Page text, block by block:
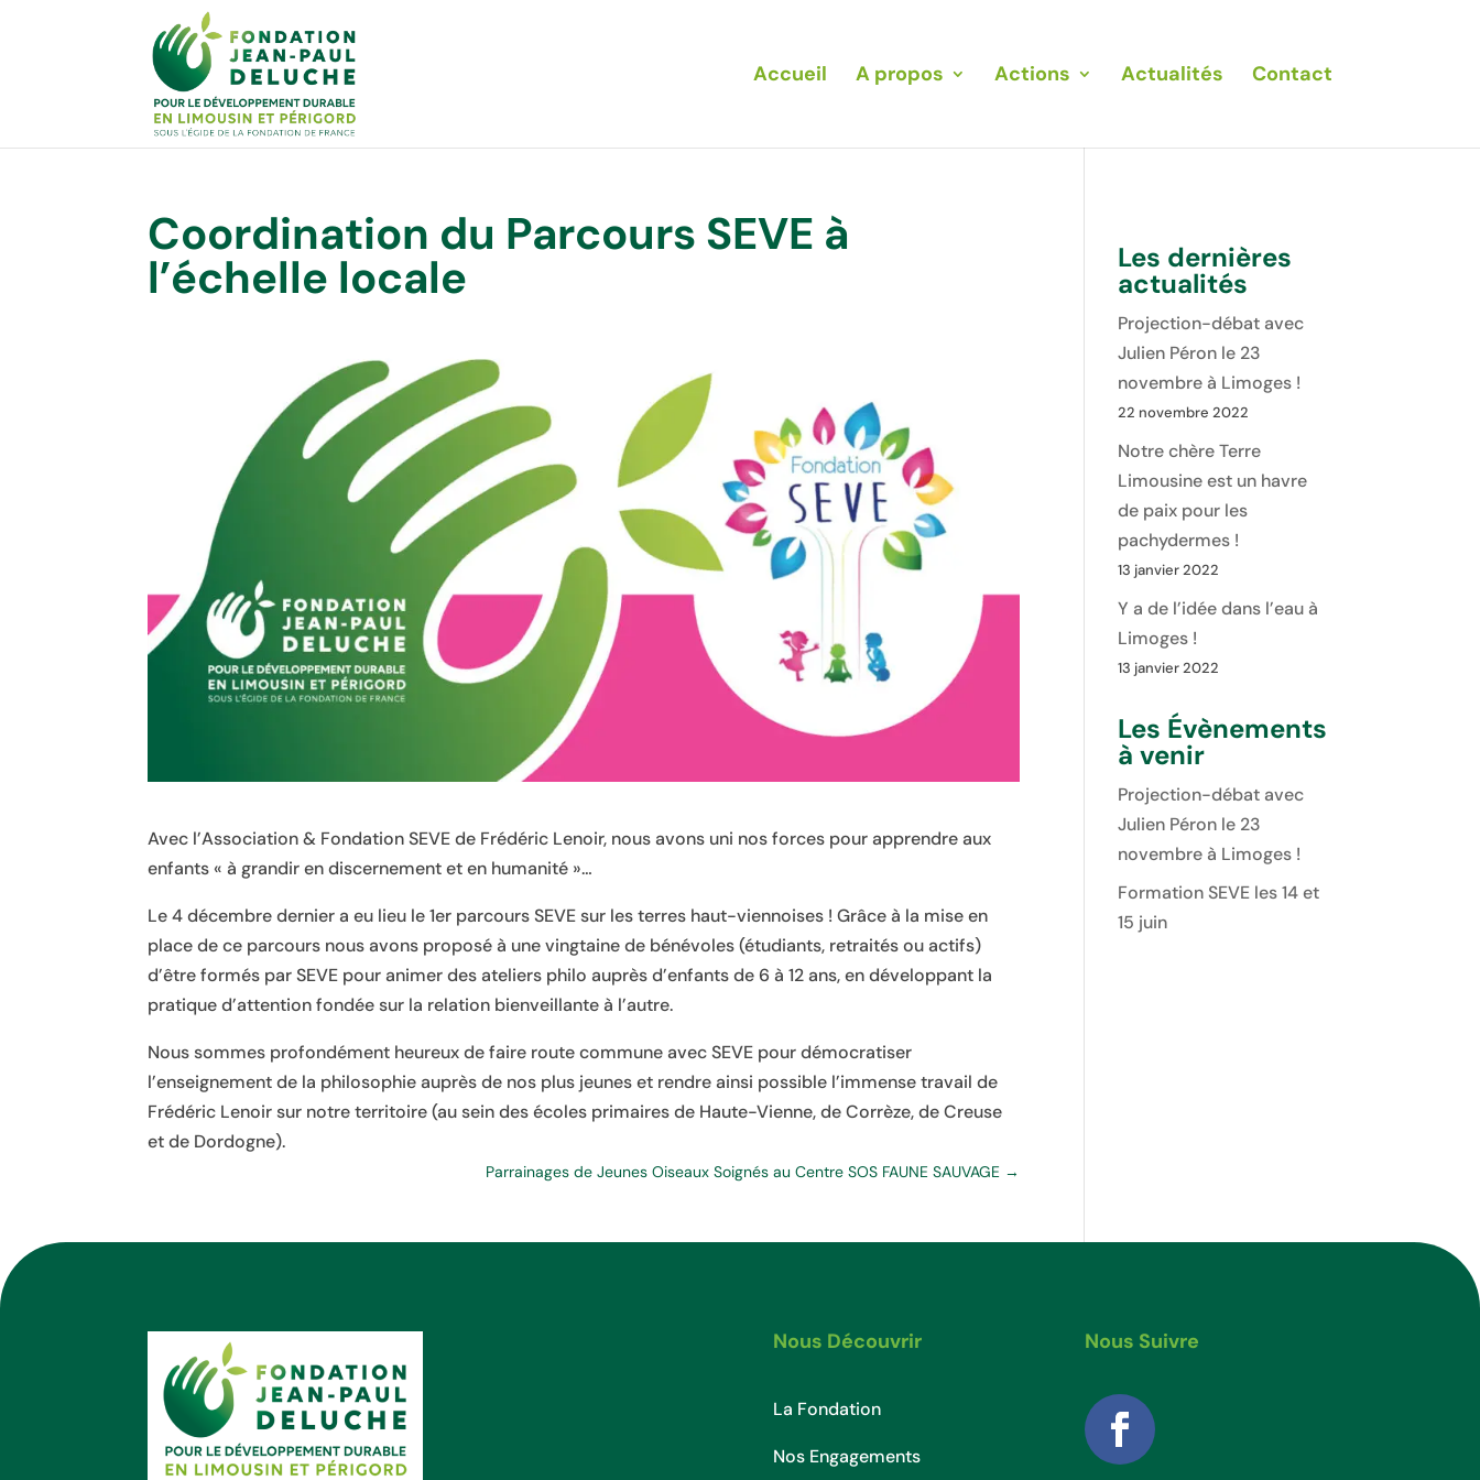
Accueil A propos Actions Actualités Contact
Coordination du Parcours SEVE à
l’échelle locale
Avec l’Association & Fondation SEVE de Frédéric Lenoir, nous avons uni nos forces pour apprendre aux
enfants « à grandir en discernement et en humanité »…
Le 4 décembre dernier a eu lieu le 1er parcours SEVE sur les terres haut-viennoises ! Grâce à la mise en
place de ce parcours nous avons proposé à une vingtaine de bénévoles (étudiants, retraités ou actifs)
d’être formés par SEVE pour animer des ateliers philo auprès d’enfants de 6 à 12 ans, en développant la
pratique d’attention fondée sur la relation bienveillante à l’autre.
Nous sommes profondément heureux de faire route commune avec SEVE pour démocratiser
l’enseignement de la philosophie auprès de nos plus jeunes et rendre ainsi possible l’immense travail de
Frédéric Lenoir sur notre territoire (au sein des écoles primaires de Haute-Vienne, de Corrèze, de Creuse
et de Dordogne).
Parrainages de Jeunes Oiseaux Soignés au Centre SOS FAUNE SAUVAGE →
Les dernières
actualités
Projection-débat avec
Julien Péron le 23
novembre à Limoges !
22 novembre 2022
Notre chère Terre
Limousine est un havre
de paix pour les
pachydermes !
13 janvier 2022
Y a de l’idée dans l’eau à
Limoges !
13 janvier 2022
Les Évènements
à venir
Projection-débat avec
Julien Péron le 23
novembre à Limoges !
Formation SEVE les 14 et
15 juin
Nous Découvrir
La Fondation
Nos Engagements
Nous Suivre